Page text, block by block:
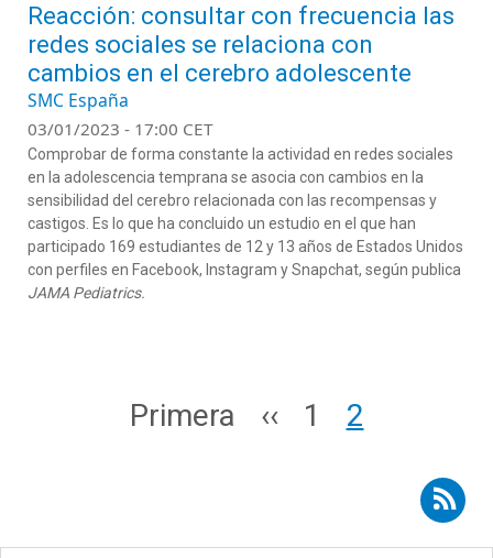
Reacción: consultar con frecuencia las
redes sociales se relaciona con
cambios en el cerebro adolescente
SMC España
03/01/2023 - 17:00 CET
Comprobar de forma constante la actividad en redes sociales
en la adolescencia temprana se asocia con cambios en la
sensibilidad del cerebro relacionada con las recompensas y
castigos. Es lo que ha concluido un estudio en el que han
participado 169 estudiantes de 12 y 13 años de Estados Unidos
con perfiles en Facebook, Instagram y Snapchat, según publica
JAMA Pediatrics.
Primera página
Primera Página anterior
‹‹ Page
1 Page
2
Suscribirse a RSS - redes sociales